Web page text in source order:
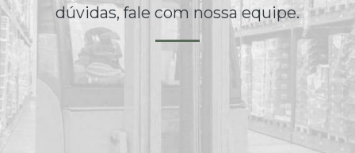
dúvidas, fale com nossa equipe.